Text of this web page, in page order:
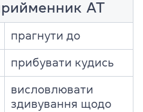
AT
прагнути до
прибувати кудись
висловлювати
здивування щодо